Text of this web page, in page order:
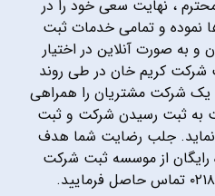
، نهایت سعی خود را در
نموده و تمامی خدمات ثبت
و به صورت آنلاین در اختیار
شرکت کریم خان در طی روند
یک شرکت مشتریان را همراهی
به ثبت رسیدن شرکت و ثبت
نماید. جلب رضایت شما هدف
از موسسه ثبت شرکت